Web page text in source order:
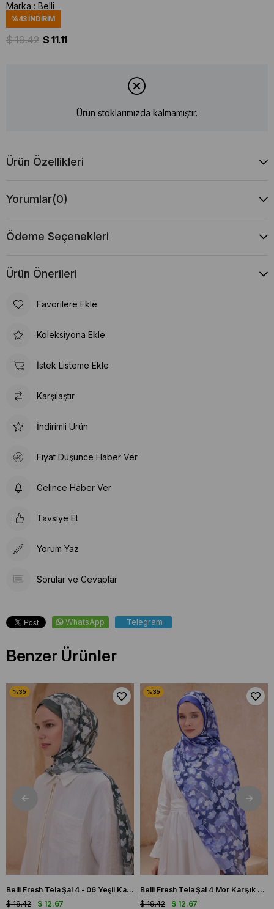
Marka : Belli
%43İNDIRIM
$ 19.42 $ 11.11
Ürün stoklarımızda kalmamıştır.
Ürün Özellikleri
Yorumlar(0)
Ödeme Seçenekleri
Ürün Önerileri
Favorilere Ekle
Koleksiyona Ekle
İstek Listeme Ekle
Karşılaştır
İndirimli Ürün
Fiyat Düşünce Haber Ver
Gelince Haber Ver
Tavsiye Et
Yorum Yaz
Sorular ve Cevaplar
WhatsApp Telegram
Benzer Ürünler
Belli Fresh Tela Şal 4 - 06 Yeşil Karışık Desen 49711
$ 12.67
$ 19.42
Belli Fresh Tela Şal 4 Mor Karışık Desen 49706
$ 12.67
$ 19.42